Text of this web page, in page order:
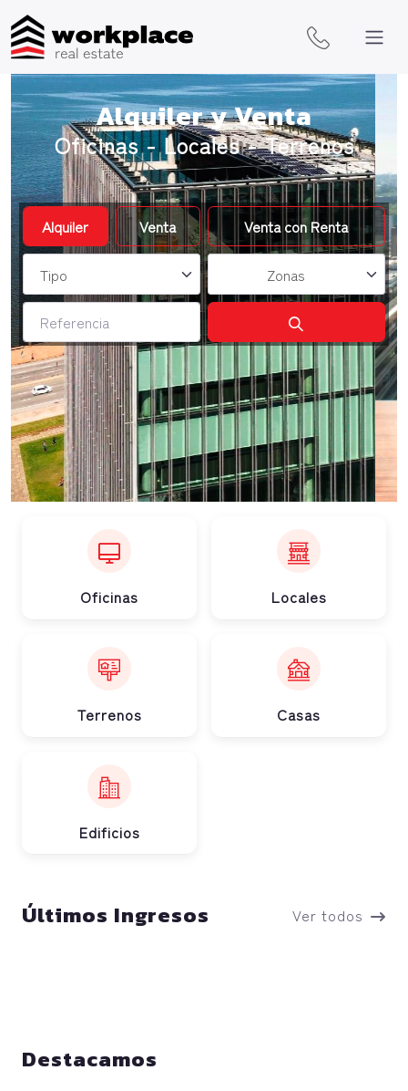
Alquiler y Venta
Oficinas - Locales - Terrenos
Zonas
Oficinas Locales
Terrenos Casas
Edificios
Últimos Ingresos Ver todos
Destacamos